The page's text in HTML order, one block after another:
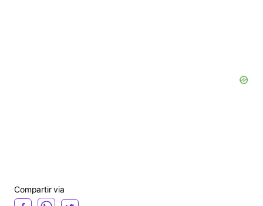
Compartir via